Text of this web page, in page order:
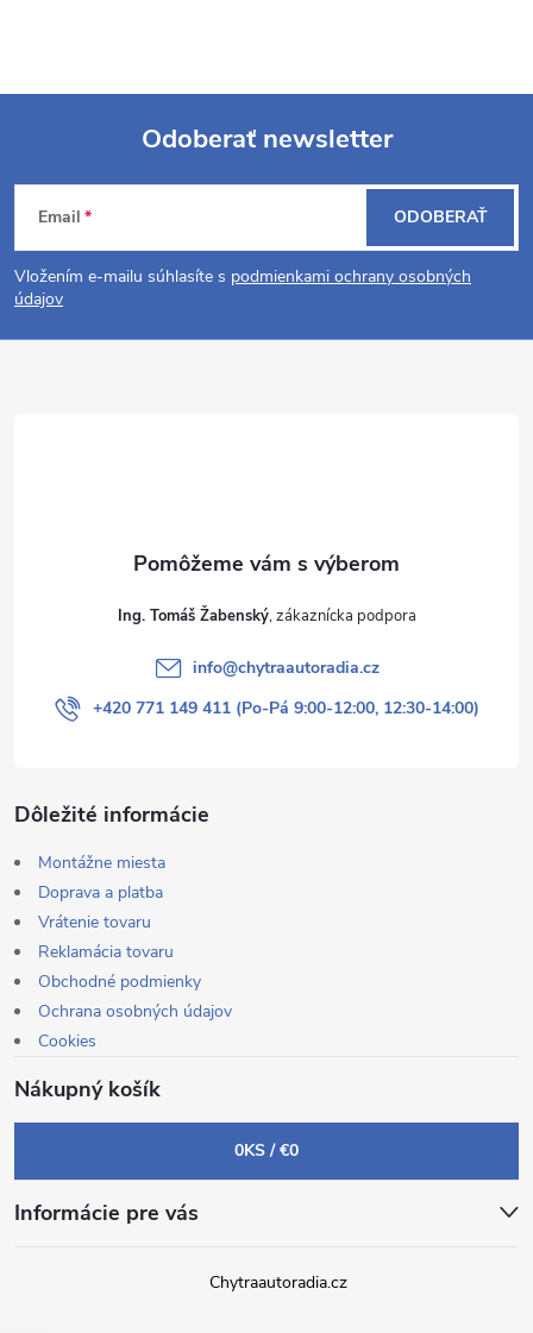
Z
á
p
Odoberať newsletter
Email
Vložením e-mailu súhlasíte s podmienkami ochrany osobných
údajov
ODOBERAŤ
Ing. Tomáš Žabenský
info@chytraautoradia.cz
+420 771 149 411 (Po-Pá 9:00-12:00, 12:30-14:00)
Dôležité informácie
Montážne miesta
Doprava a platba
Vrátenie tovaru
Reklamácia tovaru
Obchodné podmienky
Ochrana osobných údajov
Cookies
Nákupný košík
0KS /€0
Informácie pre vás
Chytraautoradia.cz